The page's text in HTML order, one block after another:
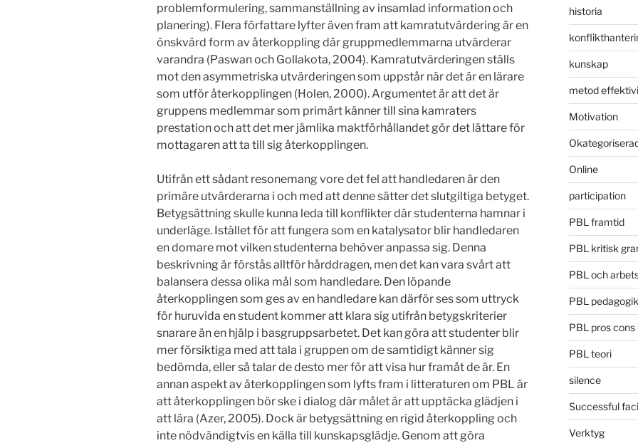
problemformulering, sammanställning av insamlad information och
planering). Flera författare lyfter även fram att kamratutvärdering är en
önskvärd form av återkoppling där gruppmedlemmarna utvärderar
varandra (Paswan och Gollakota, 2004). Kamratutvärderingen ställs
mot den asymmetriska utvärderingen som uppstår när det är en lärare
som utför återkopplingen (Holen, 2000). Argumentet är att det är
gruppens medlemmar som primärt känner till sina kamraters
prestation och att det mer jämlika maktförhållandet gör det lättare för
mottagaren att ta till sig återkopplingen.
Utifrån ett sådant resonemang vore det fel att handledaren är den
primäre utvärderarna i och med att denne sätter det slutgiltiga betyget.
Betygsättning skulle kunna leda till konflikter där studenterna hamnar i
underläge. Istället för att fungera som en katalysator blir handledaren
en domare mot vilken studenterna behöver anpassa sig. Denna
beskrivning är förstås alltför hårddragen, men det kan vara svårt att
balansera dessa olika mål som handledare. Den löpande
återkopplingen som ges av en handledare kan därför ses som uttryck
för huruvida en student kommer att klara sig utifrån betygskriterier
snarare än en hjälp i basgruppsarbetet. Det kan göra att studenter blir
mer försiktiga med att tala i gruppen om de samtidigt känner sig
bedömda, eller så talar de desto mer för att visa hur framåt de är. En
annan aspekt av återkopplingen som lyfts fram i litteraturen om PBL är
att återkopplingen bör ske i dialog där målet är att upptäcka glädjen i
att lära (Azer, 2005). Dock är betygsättning en rigid återkoppling och
inte nödvändigtvis en källa till kunskapsglädje. Genom att göra
historia
kunskap
metod
Motivation
Online
participation
PBL framtid
PBL kritisk
PBL och
PBL pedagogik
PBL pros cons
PBL teori
silence
Successful
Verktyg